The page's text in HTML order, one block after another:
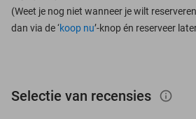
(Weet je nog niet wanneer je wilt
dan via de ‘koop nu’-knop én reserveer
Selectie van recensies info_outlined